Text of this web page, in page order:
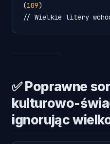
(109)
// Wielkie litery
✅ Poprawne
kulturowo-
ignorując